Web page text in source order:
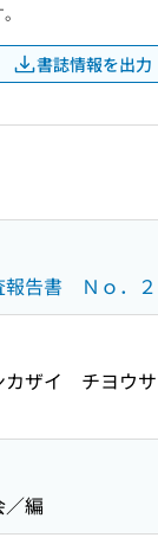
書誌情報を出力
報告書 Ｎｏ．２
カザイ チヨウ
編